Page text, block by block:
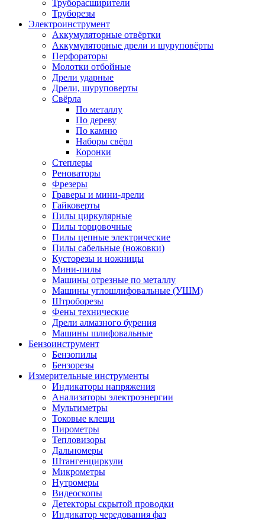
Труборасширители
Труборезы
Электроинструмент
Аккумуляторные отвёртки
Аккумуляторные дрели и шуруповёрты
Перфораторы
Молотки отбойные
Дрели ударные
Дрели, шуруповерты
Свёрла
По металлу
По дереву
По камню
Наборы свёрл
Коронки
Степлеры
Реноваторы
Фрезеры
Граверы и мини-дрели
Гайковерты
Пилы циркулярные
Пилы торцовочные
Пилы цепные электрические
Пилы сабельные (ножовки)
Кусторезы и ножницы
Мини-пилы
Машины отрезные по металлу
Машины углошлифовальные (УШМ)
Штроборезы
Фены технические
Дрели алмазного бурения
Машины шлифовальные
Бензоинструмент
Бензопилы
Бензорезы
Измерительные инструменты
Индикаторы напряжения
Анализаторы электроэнергии
Мультиметры
Токовые клещи
Пирометры
Тепловизоры
Дальномеры
Штангенциркули
Микрометры
Нутромеры
Видеоскопы
Детекторы скрытой проводки
Индикатор чередования фаз